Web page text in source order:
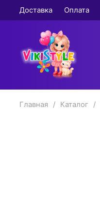
Доставка Оплата
Главная Каталог